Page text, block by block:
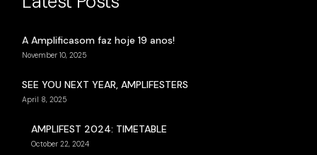
A Amplificasom faz hoje 19 anos!
November 10, 2025
SEE YOU NEXT YEAR, AMPLIFESTERS
April 8, 2025
AMPLIFEST 2024: TIMETABLE
October 22, 2024